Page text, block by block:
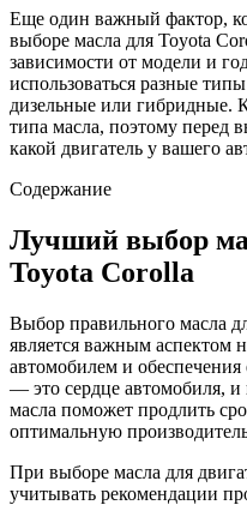
Еще один важный фактор,
выборе масла для Toyota
зависимости от модели и
использоваться разные
дизельные или гибридные.
типа масла, поэтому перед
какой двигатель у вашего
Содержание
Лучший выбор
Toyota Corolla
Выбор правильного масла
является важным аспектом
автомобилем и
— это сердце автомобиля, и
масла поможет продлить
оптимальную
При выборе масла для
учитывать рекомендации